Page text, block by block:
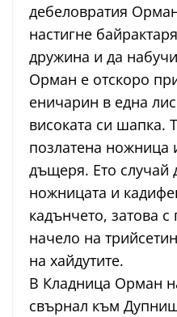
дебеловратия
настигне
дружина и да
Орман е отскоро
еничарин в една
високата си шапка.
позлатена
дъщеря. Ето случай
ножницата и
кадънчето, затова с
начело на
на хайдутите.
В Кладница Орман
свърнал към